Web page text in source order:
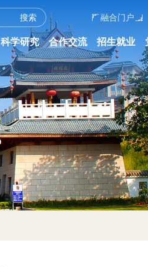
融合门户
科学研究 合作交流 招生就业